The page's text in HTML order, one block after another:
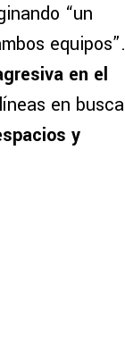
“un
equipos”.
en el
en busca
y